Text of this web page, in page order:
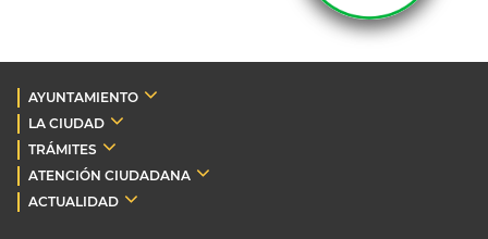
AYUNTAMIENTO
LA CIUDAD
TRÁMITES
ATENCIÓN CIUDADANA
ACTUALIDAD